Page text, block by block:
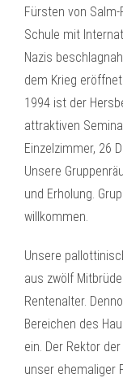
Fürsten von
Schule mit
Nazis
dem Krieg
1994 ist der
attraktiven
Einzelzimmer, 26
Unsere
und Erholung.
willkommen.
Unsere
aus zwölf
Rentenalter.
Bereichen des
ein. Der Rektor
unser ehemaliger